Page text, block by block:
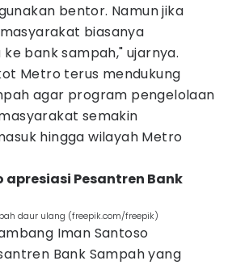
bentor. Namun jika
biasanya
bank sampah," ujarnya.
Metro terus mendukung
agar program pengelolaan
semakin
hingga wilayah Metro
apresiasi Pesantren Bank
daur ulang (freepik.com/freepik)
Iman Santoso
Bank Sampah yang